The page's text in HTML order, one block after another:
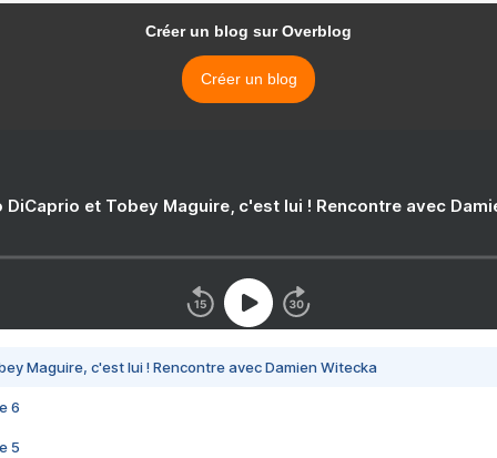
Créer un blog sur Overblog
Créer un blog
DiCaprio et Tobey Maguire, c'est lui ! Rencontre avec
Maguire, c'est lui ! Rencontre avec Damien Witecka
6
5